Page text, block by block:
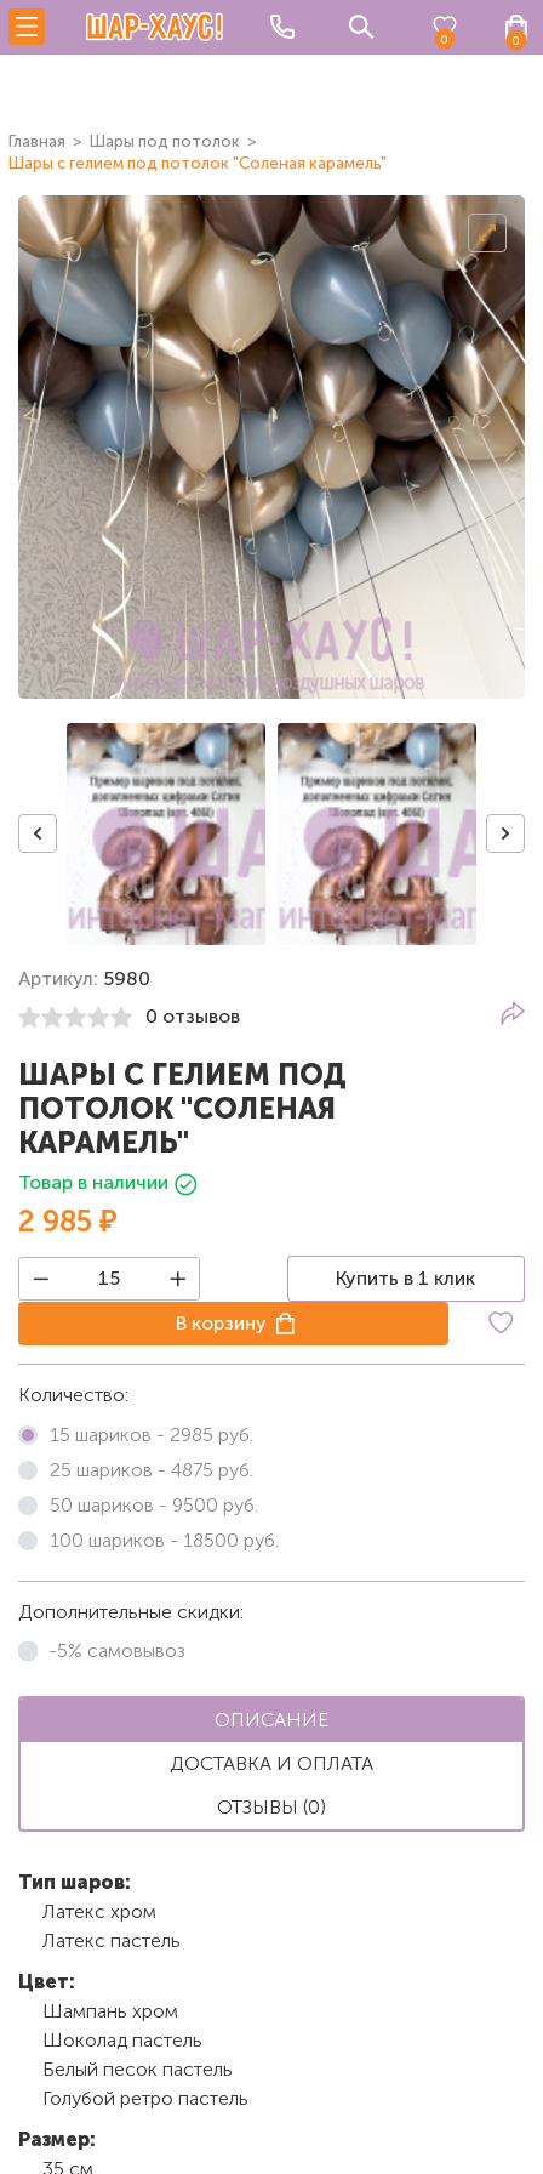
0 0
Главная
Шары под потолок
Шары с гелием под потолок "Соленая карамель"
Артикул: 5980
0 отзывов
ШАРЫ С ГЕЛИЕМ ПОД
ПОТОЛОК "СОЛЕНАЯ
КАРАМЕЛЬ"
Товар в наличии
2 985 ₽
Купить в 1 клик
В корзину
Количество:
15 шариков - 2985 руб.
25 шариков - 4875 руб.
50 шариков - 9500 руб.
100 шариков - 18500 руб.
Дополнительные скидки:
-5% самовывоз
ОПИСАНИЕ
ДОСТАВКА И ОПЛАТА
ОТЗЫВЫ (0)
Тип шаров:
Латекс хром
Латекс пастель
Цвет:
Шампань хром
Шоколад пастель
Белый песок пастель
Голубой ретро пастель
Размер:
35 см